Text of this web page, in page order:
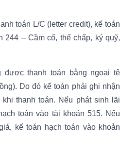
toán L/C (letter credit), kế toán
244 – Cầm cố, thế chấp, ký quỹ,
được thanh toán bằng ngoại tệ
Do đó kế toán phải ghi nhận
thanh toán. Nếu phát sinh lãi
toán vào tài khoản 515. Nếu
kế toán hạch toán vào khoản